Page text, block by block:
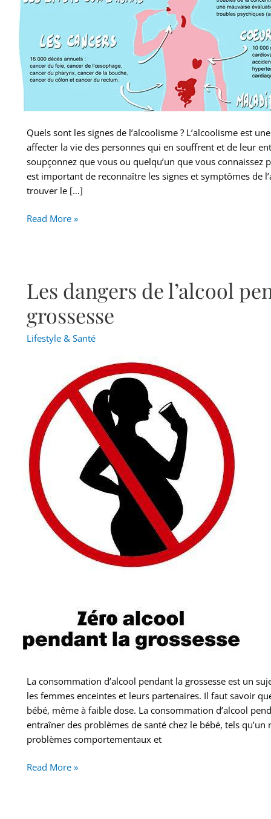
Quels sont les signes de l’alcoolisme ? L’alcoolisme est
affecter la vie des personnes qui en souffrent et de leur
soupçonnez que vous ou quelqu’un que vous connaissez
est important de reconnaître les signes et symptômes de
trouver le […]
Read More »
Les dangers de l’alcool
grossesse
Lifestyle & Santé
La consommation d’alcool pendant la grossesse est un
les femmes enceintes et leurs partenaires. Il faut savoir
bébé, même à faible dose. La consommation d’alcool
entraîner des problèmes de santé chez le bébé, tels qu’un
problèmes comportementaux et
Les
dangers
de
l’alcool
pendant
Read More »